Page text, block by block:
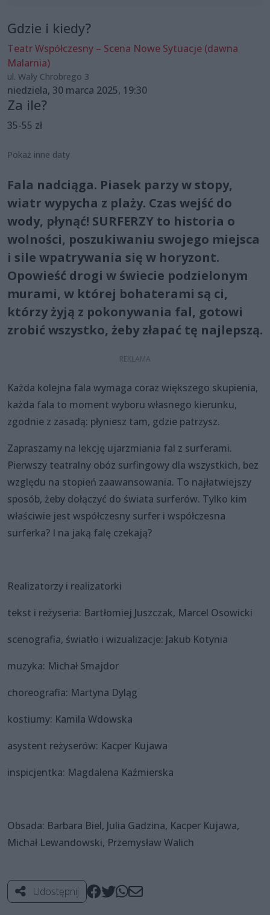
Gdzie i kiedy?
Teatr Współczesny – Scena Nowe Sytuacje (dawna
Malarnia)
ul. Wały Chrobrego 3
niedziela, 30 marca 2025, 19:30
Za ile?
35-55 zł
Pokaż inne daty
Fala nadciąga. Piasek parzy w stopy,
wiatr wypycha z plaży. Czas wejść do
wody, płynąć! SURFERZY to historia o
wolności, poszukiwaniu swojego miejsca
i sile wpatrywania się w horyzont.
Opowieść drogi w świecie podzielonym
murami, w której bohaterami są ci,
którzy żyją z pokonywania fal, gotowi
zrobić wszystko, żeby złapać tę najlepszą.
Każda kolejna fala wymaga coraz większego skupienia,
każda fala to moment wyboru własnego kierunku,
zgodnie z zasadą: płyniesz tam, gdzie patrzysz.
Zapraszamy na lekcję ujarzmiania fal z surferami.
Pierwszy teatralny obóz surfingowy dla wszystkich, bez
względu na stopień zaawansowania. To najłatwiejszy
sposób, żeby dołączyć do świata surferów. Tylko kim
właściwie jest współczesny surfer i współczesna
surferka? I na jaką falę czekają?
Realizatorzy i realizatorki
tekst i reżyseria: Bartłomiej Juszczak, Marcel Osowicki
scenografia, światło i wizualizacje: Jakub Kotynia
muzyka: Michał Smajdor
choreografia: Martyna Dyląg
kostiumy: Kamila Wdowska
asystent reżyserów: Kacper Kujawa
inspicjentka: Magdalena Kaźmierska
Obsada: Barbara Biel, Julia Gadzina, Kacper Kujawa,
Michał Lewandowski, Przemysław Walich
Udostępnij